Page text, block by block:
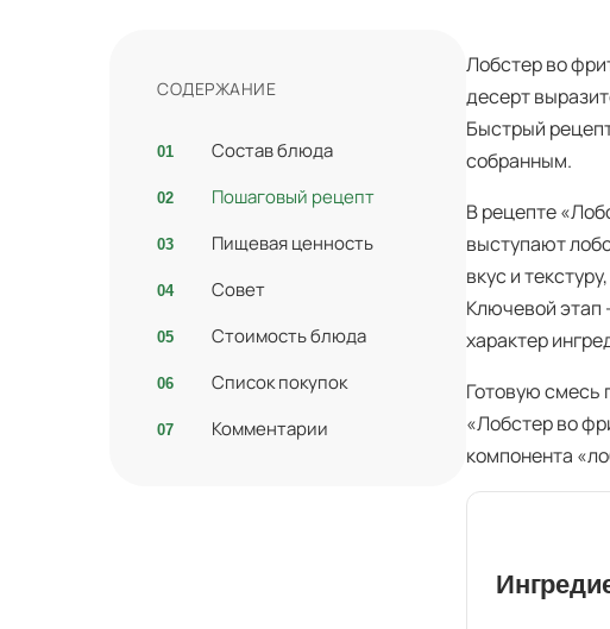
СОДЕРЖАНИЕ
Состав блюда
Пошаговый рецепт
Пищевая ценность
Совет
Стоимость блюда
Список покупок
Комментарии
Лобстер во
десерт
Быстрый
собранным.
В рецепте
выступают
вкус и
Ключевой этап
характер
Готовую смесь
«Лобстер во
компонента